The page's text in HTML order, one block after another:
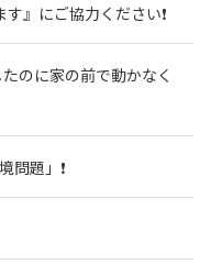
』にご協力ください❗
のに家の前で動かなく
問題」❗